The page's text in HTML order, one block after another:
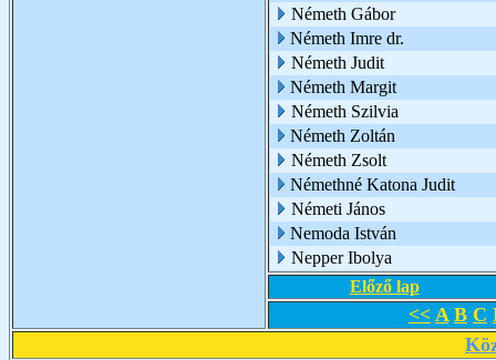
Németh Gábor
Németh Imre dr.
Németh Judit
Németh Margit
Németh Szilvia
Németh Zoltán
Németh Zsolt
Némethné Katona Judit
Németi János
Nemoda István
Nepper Ibolya
Előző lap
<< A B C